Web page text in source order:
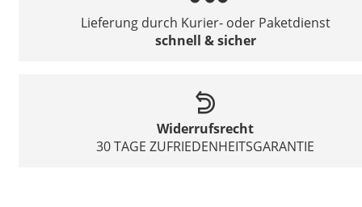
Lieferung durch Kurier- oder Paketdienst
schnell & sicher
Widerrufsrecht
30 TAGE ZUFRIEDENHEITSGARANTIE